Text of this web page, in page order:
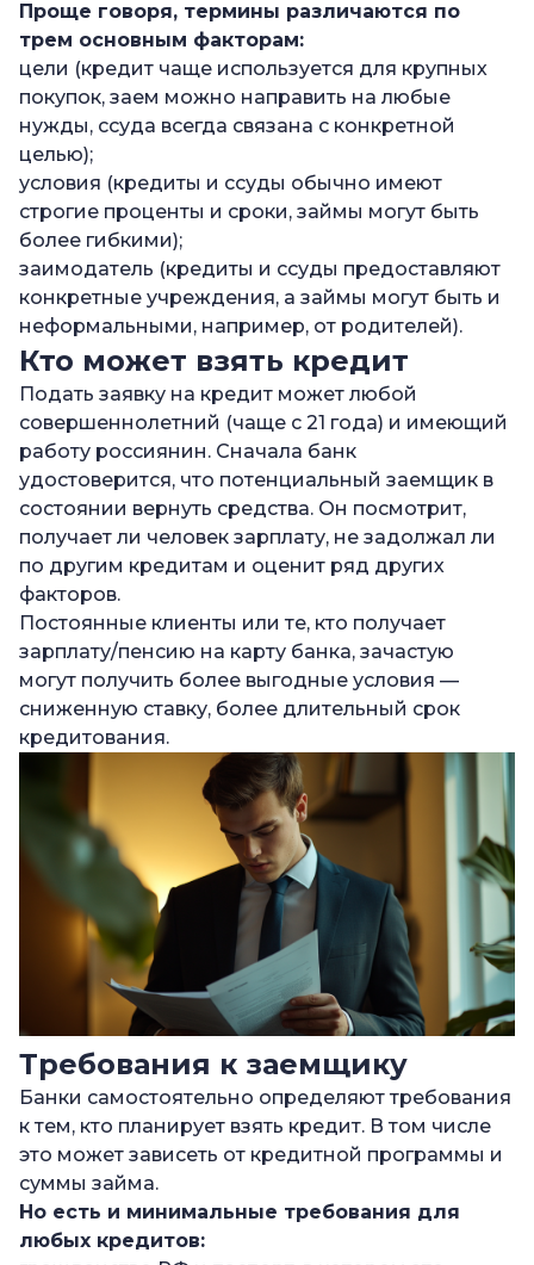
Проще говоря, термины различаются по
трем основным факторам:
цели (кредит чаще используется для крупных
покупок, заем можно направить на любые
нужды, ссуда всегда связана с конкретной
целью);
условия (кредиты и ссуды обычно имеют
строгие проценты и сроки, займы могут быть
более гибкими);
заимодатель (кредиты и ссуды предоставляют
конкретные учреждения, а займы могут быть и
неформальными, например, от родителей).
Кто может взять кредит
Подать заявку на кредит может любой
совершеннолетний (чаще с 21 года) и имеющий
работу россиянин. Сначала банк
удостоверится, что потенциальный заемщик в
состоянии вернуть средства. Он посмотрит,
получает ли человек зарплату, не задолжал ли
по другим кредитам и оценит ряд других
факторов.
Постоянные клиенты или те, кто получает
зарплату/пенсию на карту банка, зачастую
могут получить более выгодные условия —
сниженную ставку, более длительный срок
кредитования.
Требования к заемщику
Банки самостоятельно определяют требования
к тем, кто планирует взять кредит. В том числе
это может зависеть от кредитной программы и
суммы займа.
Но есть и минимальные требования для
любых кредитов: